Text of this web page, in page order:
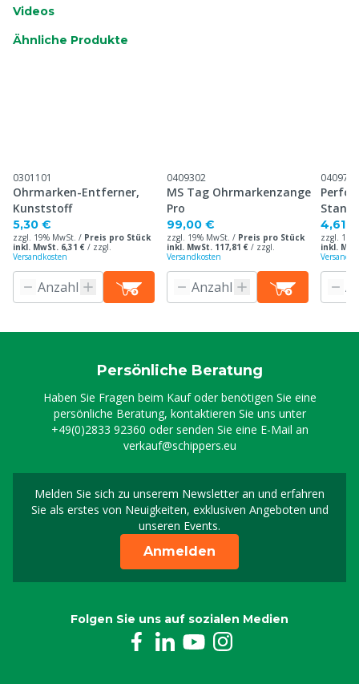
Videos
Ähnliche Produkte
0301101
Ohrmarken-Entferner,
Kunststoff
5,30 €
zzgl. 19% MwSt. / Preis pro Stück
inkl. MwSt. 6,31 € / zzgl.
Versandkosten
0409302
MS Tag Ohrmarkenzange
Pro
99,00 €
zzgl. 19% MwSt. / Preis pro Stück
inkl. MwSt. 117,81 € / zzgl.
Versandkosten
0409716
4,61 €
zzgl.
inkl.
Persönliche Beratung
Haben Sie Fragen beim Kauf oder benötigen Sie eine
persönliche Beratung, kontaktieren Sie uns unter
+49(0)2833 92360 oder senden Sie eine E-Mail an
verkauf@schippers.eu
Melden Sie sich zu unserem Newsletter an und erfahren
Sie als erstes von Neuigkeiten, exklusiven Angeboten und
unseren Events.
Melden Sie sich für
Anmelden
Folgen Sie uns auf sozialen Medien